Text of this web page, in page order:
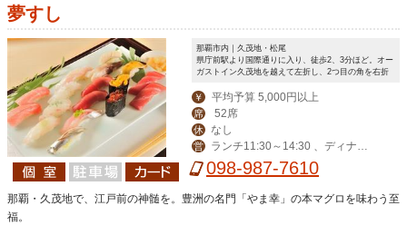
夢すし
那覇市内｜久茂地・松尾
県庁前駅より国際通りに入り、徒歩2、3分ほど。オー
ガストイン久茂地を越えて左折し、2つ目の角を右折
￥ 平均予算 5,000円以上
席 52席
休 なし
営
ランチ11:30～14:30 、ディナー1
7:00～0:00（LO23:00)
098-987-7610
那覇・久茂地で、江戸前の神髄を。豊洲の名門「やま幸」の本マグロを味わう至
福。